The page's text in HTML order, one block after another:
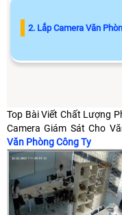
2. Lắp Camera Văn
Top Bài Viết Chất Lượng
Camera Giám Sát Cho
Văn Phòng Công Ty